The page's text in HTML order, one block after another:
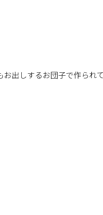
出しするお団子で作られ